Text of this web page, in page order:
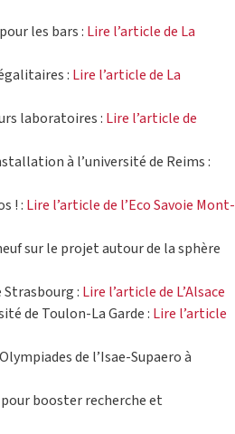
les bars : Lire l’article de La
: Lire l’article de La
laboratoires : Lire l’article de
à l’université de Reims :
! : Lire l’article de l’Eco Savoie Mont-
sur le projet autour de la sphère
Strasbourg : Lire l’article de L’Alsace
de Toulon-La Garde : Lire l’article
de l’Isae-Supaero à
booster recherche et